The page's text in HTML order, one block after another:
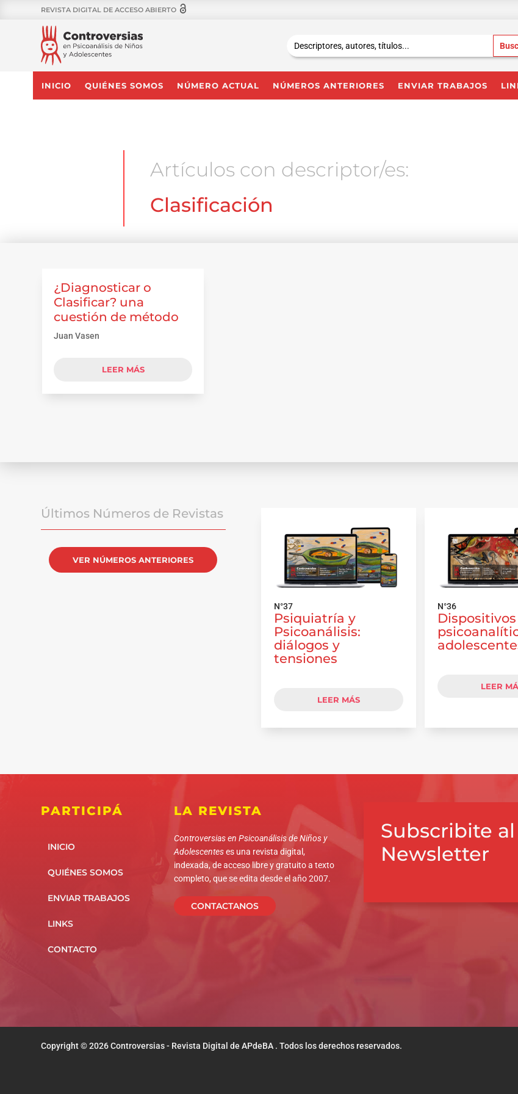
REVISTA DIGITAL DE ACCESO ABIERTO
INICIO QUIÉNES SOMOS NÚMERO ACTUAL NÚMEROS ANTERIORES ENVIAR TRABAJOS
Artículos con descriptor/es:
Clasificación
¿Diagnosticar o
Clasificar? una
cuestión de método
Juan Vasen
LEER MÁS
Últimos Números de Revistas
VER NÚMEROS ANTERIORES
N°37
Psiquiatría y
Psicoanálisis:
diálogos y
tensiones
LEER MÁS
N°36
Dispositivos
LEER
PARTICIPÁ
INICIO
QUIÉNES SOMOS
ENVIAR TRABAJOS
LINKS
CONTACTO
LA REVISTA
Controversias en Psicoanálisis de Niños y
Adolescenteses una revista digital,
indexada, de acceso libre y gratuito a texto
completo, que se edita desde el año 2007.
CONTACTANOS
Subscribite al
Newsletter
Copyright © 2026 Controversias - Revista Digital de APdeBA . Todos los derechos reservados.